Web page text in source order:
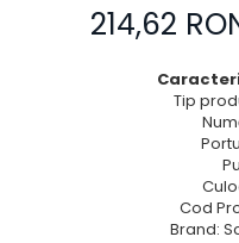
Întrerupătoare
214,62
Tip
Cod
Brand: